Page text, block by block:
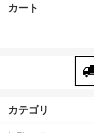
カート
カテゴリ